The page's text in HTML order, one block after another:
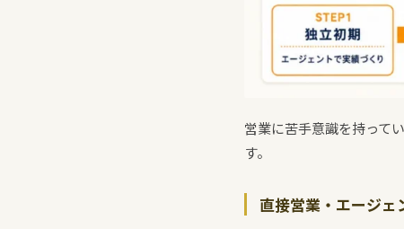
営業に苦手意識を持って
す。
直接営業・エージェ